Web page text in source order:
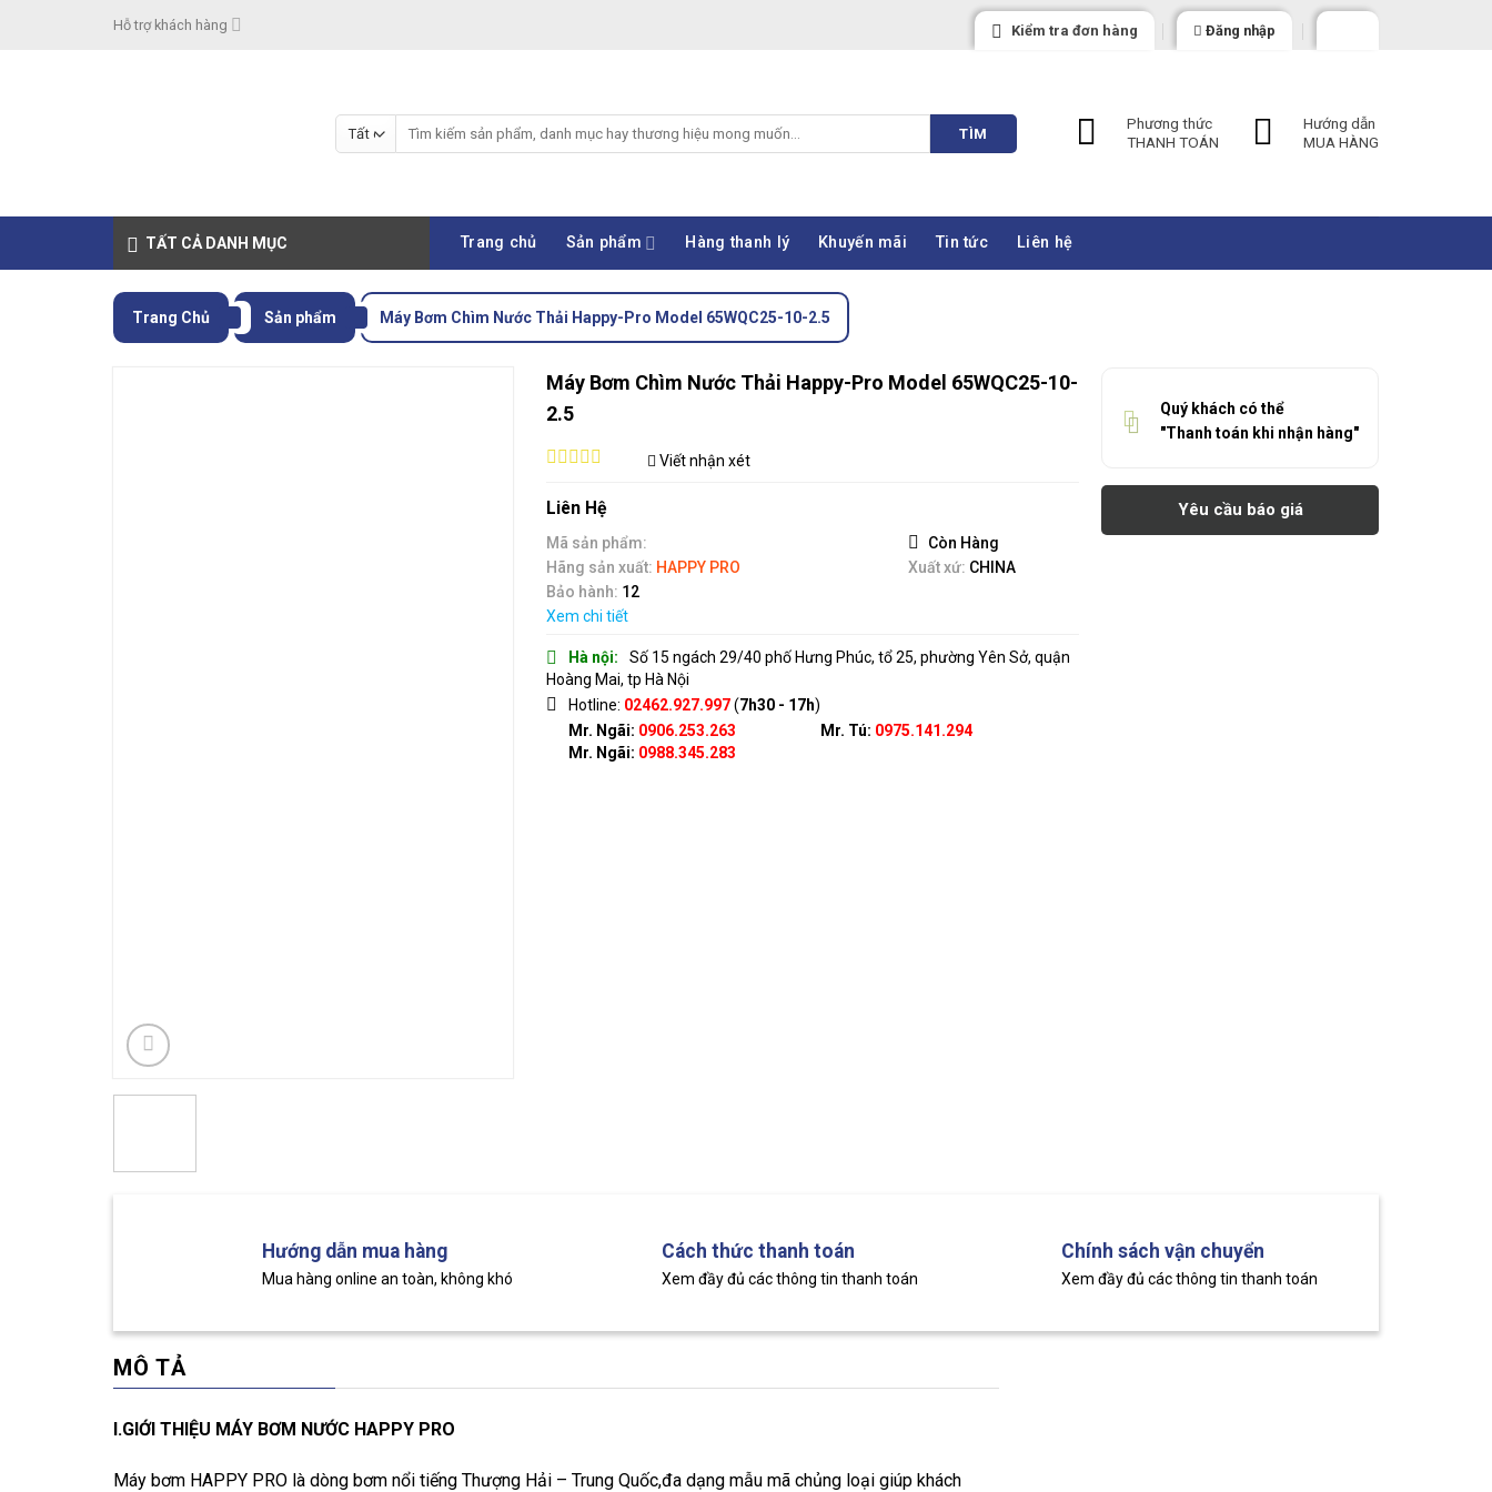
Hỗ trợ khách hàng Kiểm tra đơn hàng Đăng nhập
kiếm:
TÌM
Phương thức
THANH TOÁN
Hướng dẫn
MUA HÀNG
TẤT CẢ DANH MỤC Trang chủ Sản phẩm Hàng thanh lý Khuyến mãi Tin tức Liên hệ
Trang Chủ Sản phẩm Máy Bơm Chìm Nước Thải Happy-Pro Model 65WQC25-10-2.5
Máy Bơm Chìm Nước Thải Happy-Pro Model 65WQC25-10-
2.5
out
of
5
Viết nhận xét
Liên Hệ
Mã sản phẩm:
Còn Hàng
Hãng sản xuất: HAPPY PRO Xuất xứ: CHINA
Bảo hành: 12
Xem chi tiết
Hà nội:
Số 15 ngách 29/40 phố Hưng Phúc, tổ 25, phường Yên Sở, quận
Hoàng Mai, tp Hà Nội
Hotline: 02462.927.997(7h30 - 17h)
Mr. Ngãi: 0906.253.263
Mr. Ngãi: 0988.345.283
Mr. Tú: 0975.141.294
Quý khách có thể
"Thanh toán khi nhận hàng"
Yêu cầu báo giá
Hướng dẫn mua hàng
Mua hàng online an toàn, không khó
Cách thức thanh toán
Xem đầy đủ các thông tin thanh toán
Chính sách vận chuyển
Xem đầy đủ các thông tin thanh toán
MÔ TẢ
I.GIỚI THIỆU MÁY BƠM NƯỚC HAPPY PRO
Máy bơm HAPPY PRO là dòng bơm nổi tiếng Thượng Hải – Trung Quốc,đa dạng mẫu mã chủng loại giúp khách